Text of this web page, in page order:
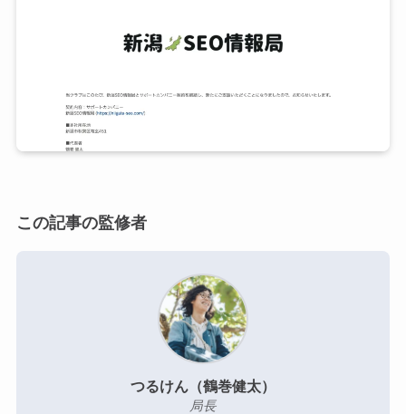
新潟SEO情報局のメンバー
この記事の監修者
つるけん（鶴巻健太）
局長